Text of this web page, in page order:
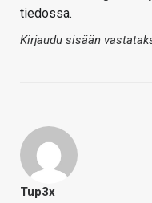
tiedossa.
Kirjaudu sisään
Tup3x